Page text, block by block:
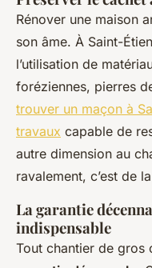
Rénover une maison
son âme. À Saint-
l’utilisation de
foréziennes, pierres
trouver un maçon à
travaux capable de
autre dimension au
ravalement, c’est de
La garantie
indispensable
Tout chantier de